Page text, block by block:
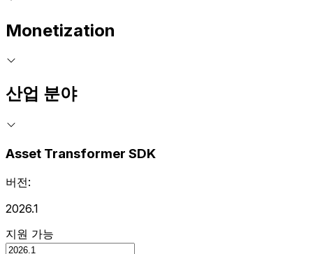
Monetization
산업 분야
Asset Transformer SDK
버전:
2026.1
지원 가능